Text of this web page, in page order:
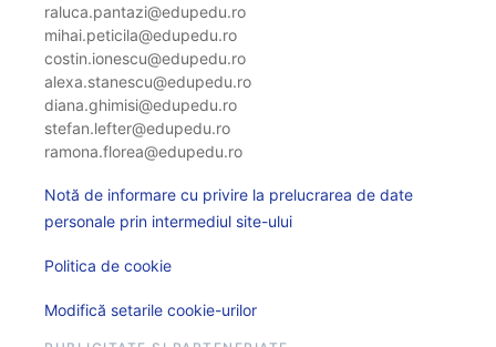
raluca.pantazi@edupedu.ro
mihai.peticila@edupedu.ro
costin.ionescu@edupedu.ro
alexa.stanescu@edupedu.ro
diana.ghimisi@edupedu.ro
stefan.lefter@edupedu.ro
ramona.florea@edupedu.ro
Notă de informare cu privire la prelucrarea de date
personale prin intermediul site-ului
Politica de cookie
Modifică setarile cookie-urilor